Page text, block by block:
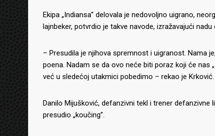
Ekipa „Indiansa” delovala je nedovoljno uigrano,
lajnbeker, potvrdio je takve navode, izražavajući
– Presudila je njihova spremnost i uigranost. Nama
poena. Nadam se da ovo neće biti poraz koji će nas
već u sledećoj utakmici pobedimo – rekao je Krković.
Danilo Mijušković, defanzivni tekl i trener defanzivne
presudio „koučing”.